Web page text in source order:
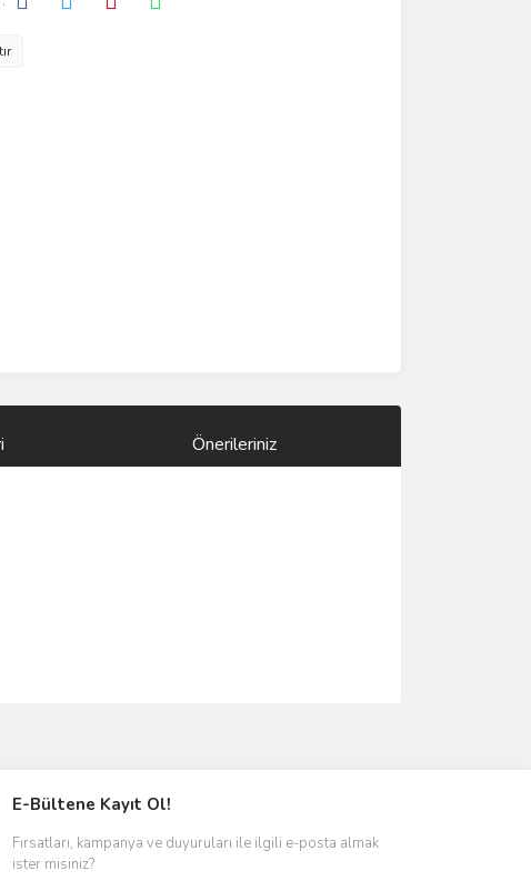
Önerileriniz
E-Bültene Kayıt Ol!
Fırsatları, kampanya ve duyuruları ile ilgili e-posta almak
ister misiniz?